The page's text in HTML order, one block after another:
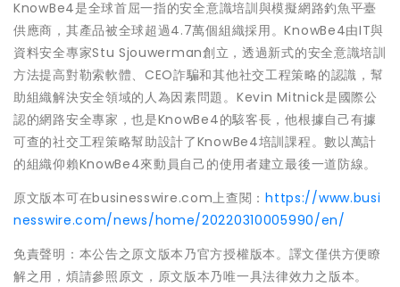
KnowBe4是全球首屈一指的安全意識培訓與模擬網路釣魚平臺
供應商，其產品被全球超過4.7萬個組織採用。KnowBe4由IT與
資料安全專家Stu Sjouwerman創立，透過新式的安全意識培訓
方法提高對勒索軟體、CEO詐騙和其他社交工程策略的認識，幫
助組織解決安全領域的人為因素問題。Kevin Mitnick是國際公
認的網路安全專家，也是KnowBe4的駭客長，他根據自己有據
可查的社交工程策略幫助設計了KnowBe4培訓課程。數以萬計
的組織仰賴KnowBe4來動員自己的使用者建立最後一道防線。
原文版本可在businesswire.com上查閱：https://www.busi
nesswire.com/news/home/20220310005990/en/
免責聲明：本公告之原文版本乃官方授權版本。譯文僅供方便瞭
解之用，煩請參照原文，原文版本乃唯一具法律效力之版本。